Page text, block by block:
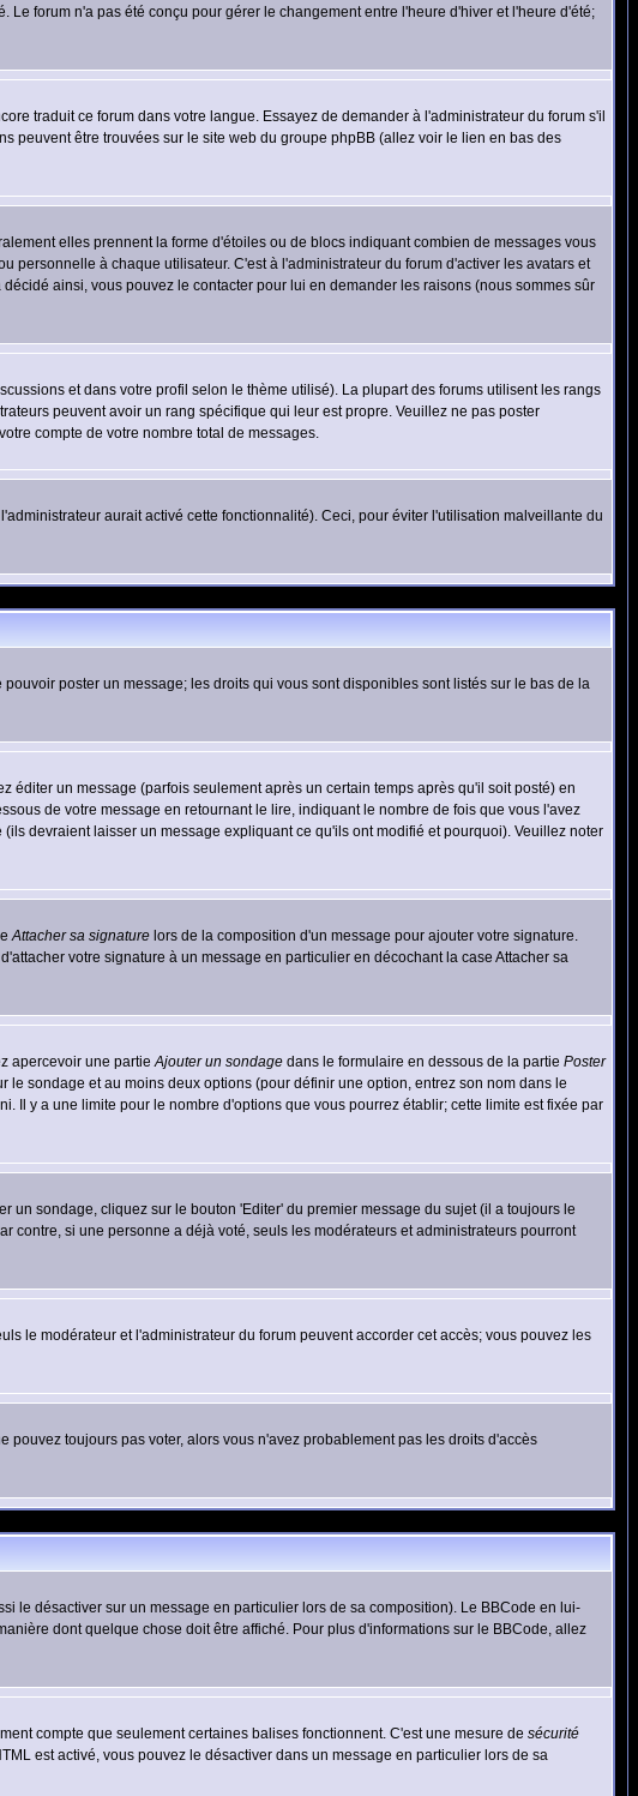
forum n'a pas été conçu pour gérer le changement entre l'heure d'hiver et l'heure d'été;
traduit ce forum dans votre langue. Essayez de demander à l'administrateur du forum s'il
peuvent être trouvées sur le site web du groupe phpBB (allez voir le lien en bas des
elles prennent la forme d'étoiles ou de blocs indiquant combien de messages vous
personnelle à chaque utilisateur. C'est à l'administrateur du forum d'activer les avatars et
ainsi, vous pouvez le contacter pour lui en demander les raisons (nous sommes sûr
et dans votre profil selon le thème utilisé). La plupart des forums utilisent les rangs
peuvent avoir un rang spécifique qui leur est propre. Veuillez ne pas poster
compte de votre nombre total de messages.
aurait activé cette fonctionnalité). Ceci, pour éviter l'utilisation malveillante du
poster un message; les droits qui vous sont disponibles sont listés sur le bas de la
un message (parfois seulement après un certain temps après qu'il soit posté) en
de votre message en retournant le lire, indiquant le nombre de fois que vous l'avez
devraient laisser un message expliquant ce qu'ils ont modifié et pourquoi). Veuillez noter
Attacher sa signature lors de la composition d'un message pour ajouter votre signature.
votre signature à un message en particulier en décochant la case Attacher sa
apercevoir une partieAjouter un sondage dans le formulaire en dessous de la partie Poster
sondage et au moins deux options (pour définir une option, entrez son nom dans le
Il y a une limite pour le nombre d'options que vous pourrez établir; cette limite est fixée par
sondage, cliquez sur le bouton 'Editer' du premier message du sujet (il a toujours le
si une personne a déjà voté, seuls les modérateurs et administrateurs pourront
le modérateur et l'administrateur du forum peuvent accorder cet accès; vous pouvez les
toujours pas voter, alors vous n'avez probablement pas les droits d'accès
le désactiver sur un message en particulier lors de sa composition). Le BBCode en lui-
dont quelque chose doit être affiché. Pour plus d'informations sur le BBCode, allez
compte que seulement certaines balises fonctionnent. C'est une mesure de sécurité
est activé, vous pouvez le désactiver dans un message en particulier lors de sa